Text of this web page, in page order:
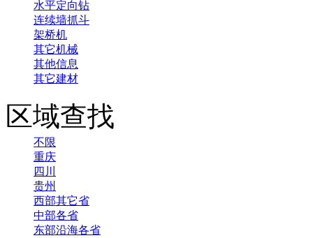
水平定向钻
连续墙抓斗
架桥机
其它机械
其他信息
其它建材
区域查找
不限
重庆
四川
贵州
西部其它省
中部各省
东部沿海各省